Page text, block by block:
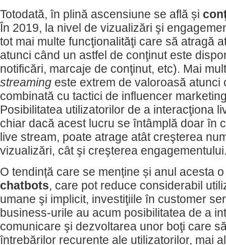
Totodată, în plină ascensiune se află și
În 2019, la nivel de vizualizări şi
tot mai multe funcţionalităţi care să atragă
atunci când un astfel de conţinut este
notificări, marcaje de conţinut, etc). Mai
streaming este extrem de valoroasă atunci
combinată cu tactici de influencer
Posibilitatea utilizatorilor de a interacţiona
chiar dacă acest lucru se întâmplă doar în
live stream, poate atrage atât creşterea
vizualizări, cât şi creşterea
O tendință care se menține și anul acesta
chatbots, care pot reduce considerabil
umane şi implicit, investiţiile în customer
business-urile au acum posibilitatea de a
comunicare şi dezvoltarea unor boţi care
întrebărilor recurente ale utilizatorilor, mai